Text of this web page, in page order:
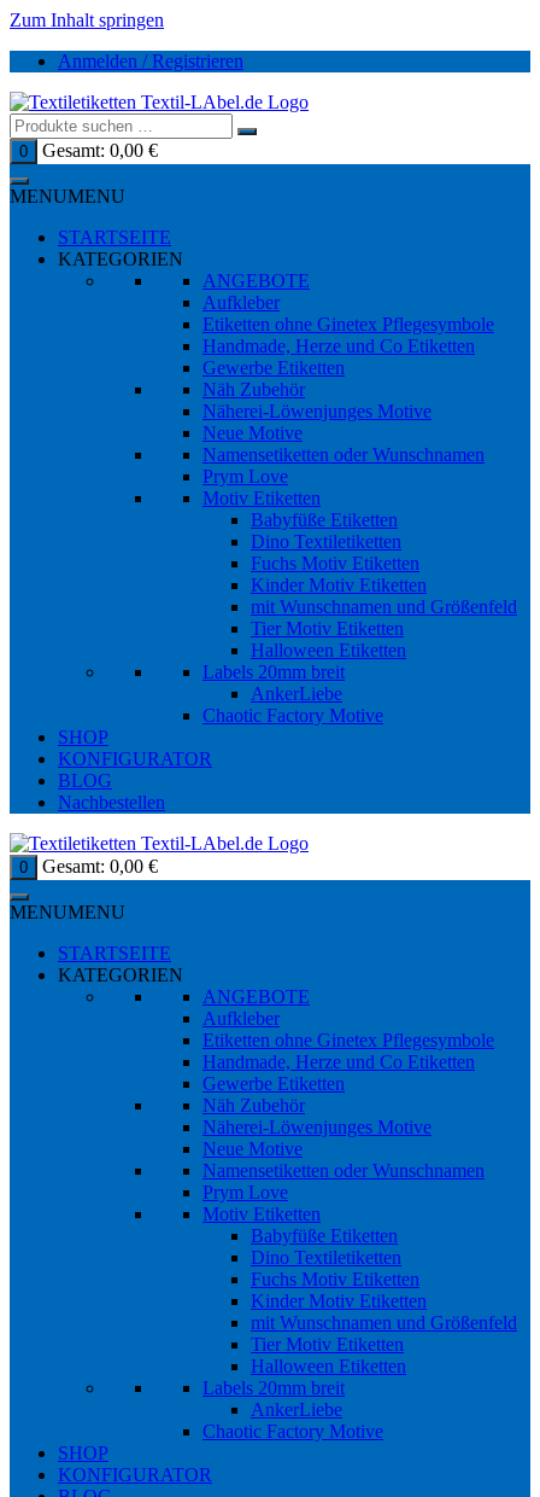
Zum Inhalt springen
Anmelden / Registrieren
0 Gesamt: 0,00 €
MENUMENU
STARTSEITE
KATEGORIEN
ANGEBOTE
Aufkleber
Etiketten ohne Ginetex Pflegesymbole
Handmade, Herze und Co Etiketten
Gewerbe Etiketten
Näh Zubehör
Näherei-Löwenjunges Motive
Neue Motive
Namensetiketten oder Wunschnamen
Prym Love
Motiv Etiketten
Babyfüße Etiketten
Dino Textiletiketten
Fuchs Motiv Etiketten
Kinder Motiv Etiketten
mit Wunschnamen und Größenfeld
Tier Motiv Etiketten
Halloween Etiketten
Labels 20mm breit
AnkerLiebe
Chaotic Factory Motive
SHOP
KONFIGURATOR
BLOG
Nachbestellen
0 Gesamt: 0,00 €
MENUMENU
STARTSEITE
KATEGORIEN
ANGEBOTE
Aufkleber
Etiketten ohne Ginetex Pflegesymbole
Handmade, Herze und Co Etiketten
Gewerbe Etiketten
Näh Zubehör
Näherei-Löwenjunges Motive
Neue Motive
Namensetiketten oder Wunschnamen
Prym Love
Motiv Etiketten
Babyfüße Etiketten
Dino Textiletiketten
Fuchs Motiv Etiketten
Kinder Motiv Etiketten
mit Wunschnamen und Größenfeld
Tier Motiv Etiketten
Halloween Etiketten
Labels 20mm breit
AnkerLiebe
Chaotic Factory Motive
SHOP
KONFIGURATOR